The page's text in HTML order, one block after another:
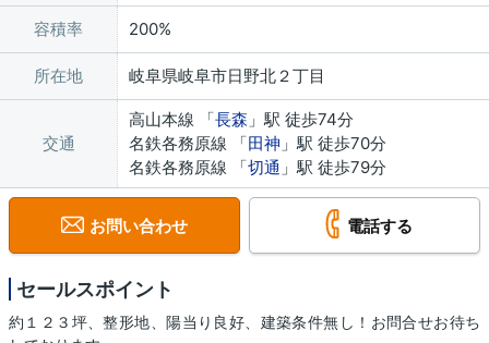
容積率 200%
所在地 岐阜県岐阜市日野北２丁目
交通
高山本線 「長森 」駅 徒歩74分
名鉄各務原線 「田神 」駅 徒歩70分
名鉄各務原線 「切通 」駅 徒歩79分
お問い合わせ 電話する
セールスポイント
約１２３坪、整形地、陽当り良好、建築条件無し！お問合せお待ち